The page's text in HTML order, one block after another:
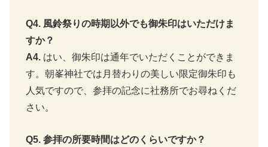
Q4. 風鈴祭りの時期以外でも御朱印はいただけま
すか？
A4. はい、御朱印は通年でいただくことができま
す。朝峯神社では月替わりの美しい限定御朱印も
人気ですので、参拝の記念に社務所でお尋ねくだ
さい。
Q5. 参拝の所要時間はどのくらいですか？